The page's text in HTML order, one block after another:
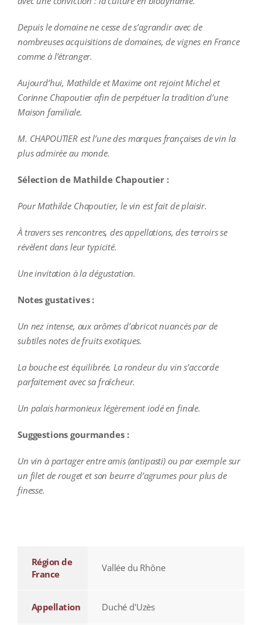
Depuis le domaine ne cesse de s’agrandir avec de
nombreuses acquisitions de domaines, de vignes en France
comme à l’étranger.
Aujourd’hui, Mathilde et Maxime ont rejoint Michel et
Corinne Chapoutier afin de perpétuer la tradition d’une
Maison familiale.
M. CHAPOUTIER est l’une des marques françaises de vin la
plus admirée au monde.
Sélection de Mathilde Chapoutier :
Pour Mathilde Chapoutier, le vin est fait de plaisir.
À travers ses rencontres, des appellations, des terroirs se
révèlent dans leur typicité.
Une invitation à la dégustation.
Notes gustatives :
Un nez intense, aux arômes d’abricot nuancés par de
subtiles notes de fruits exotiques.
La bouche est équilibrée. La rondeur du vin s’accorde
parfaitement avec sa fraîcheur.
Un palais harmonieux légèrement iodé en finale.
Suggestions gourmandes :
Un vin à partager entre amis (antipasti) ou par exemple sur
un filet de rouget et son beurre d’agrumes pour plus de
finesse.
Région de
France
Vallée du Rhône
Appellation Duché d'Uzès